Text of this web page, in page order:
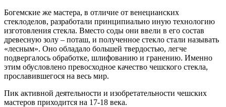
Богемские же мастера, в отличие от венецианских
стеклоделов, разработали принципиально иную технологию
изготовления стекла. Вместо соды они ввели в его состав
древесную золу – поташ, и полученное стекло стали называть
«лесным». Оно обладало большей твердостью, легче
подвергалось обработке, шлифованию и гранению. Именно
этим обусловлено превосходное качество чешского стекла,
прославившегося на весь мир.
Пик активной деятельности и изобретательности чешских
мастеров приходится на 17-18 века.